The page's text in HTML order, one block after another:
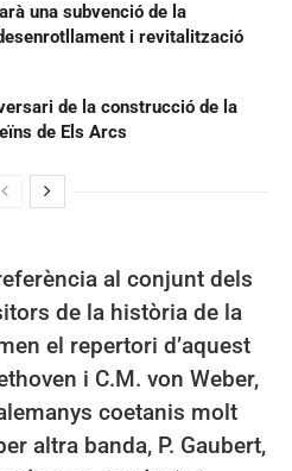
una subvenció de la
i revitalització
de la construcció de la
de Els Arcs
al conjunt dels
de la història de la
el repertori d’aquest
i C.M. von Weber,
coetanis molt
altra banda, P. Gaubert,